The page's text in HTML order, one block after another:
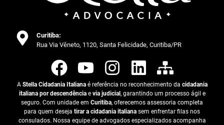
Curitiba:
Rua Via Vêneto, 1120, Santa Felicidade, Curitiba/PR
A Stella Cidadania Italianaé referência no reconhecimento da cidadania
italiana por descendênciae via judicial , garantindo um processo ágil e
seguro. Com unidade em Curitiba, oferecemos assessoria completa
para quem deseja tirar a cidadania italiana sem enfrentar filas nos
consulados. Nossa equipe de advogados especializados acompanha